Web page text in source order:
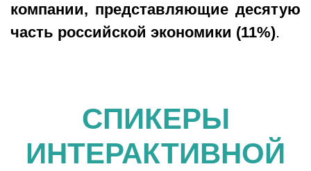
компании, представляющие десятую
часть российской экономики (11%).
СПИКЕРЫ
ИНТЕРАКТИВНОЙ